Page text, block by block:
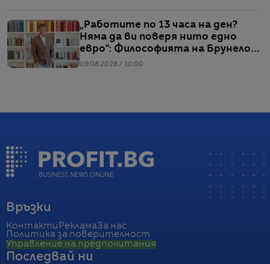
„Работите по 13 часа на ден?
Няма да ви поверя нито едно
евро“: Философията на Брунело
Кучинели за бизнеса и живота
09.08.2026 / 10:00
Връзки
Контакти РекламаЗа нас
Политика за поверителност
Управление на предпочитания
Последвай ни